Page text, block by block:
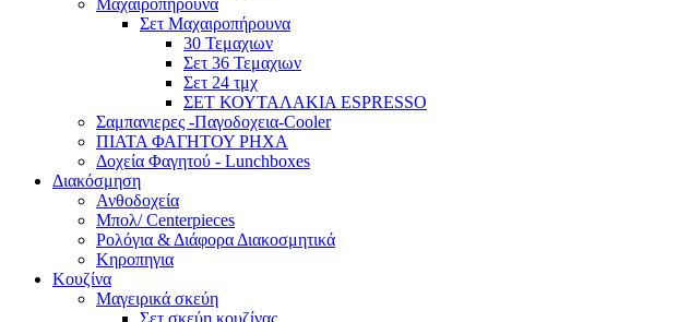
Μαχαιροπήρουνα
Σετ Μαχαιροπήρουνα
30 Τεμαχιων
Σετ 36 Τεμαχιων
Σετ 24 τμχ
ΣΕΤ ΚΟΥΤΑΛΑΚΙΑ ESPRESSO
Σαμπανιερες -Παγοδοχεια-Cooler
ΠΙΑΤΑ ΦΑΓΗΤΟΥ ΡΗΧΑ
Δοχεία Φαγητού - Lunchboxes
Διακόσμηση
Ανθοδοχεία
Μπολ/ Centerpieces
Ρολόγια & Διάφορα Διακοσμητικά
Κηροπηγια
Κουζίνα
Μαγειρικά σκεύη